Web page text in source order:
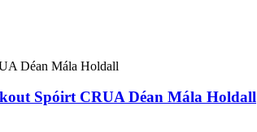
Spóirt CRUA Déan Mála Holdall